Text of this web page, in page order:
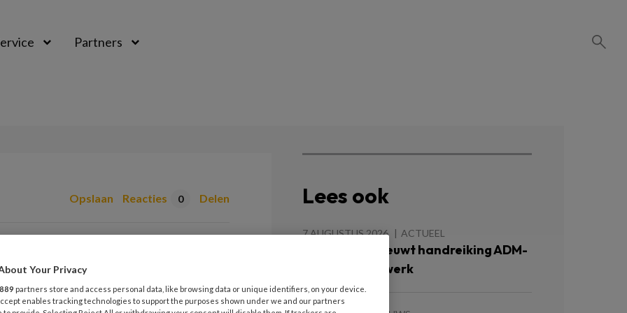
Partners
Opslaan Reacties 0 Delen Lees ook
7 AUGUSTUS 2026 ACTUEEL
Trimbos vernieuwt handreiking ADM-
beleid op het werk
Your Privacy
889 partners store and access personal data, like browsing data or unique identifiers, on your device.
enables tracking technologies to support the purposes shown under we and our partners